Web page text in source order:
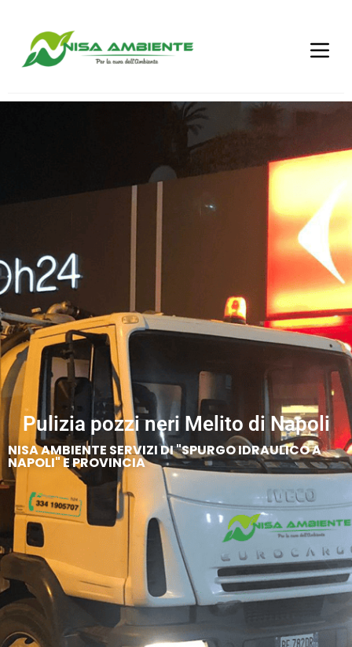
Pulizia pozzi neri Melito di Napoli
NISA AMBIENTE SERVIZI DI "SPURGO IDRAULICO A
NAPOLI" E PROVINCIA